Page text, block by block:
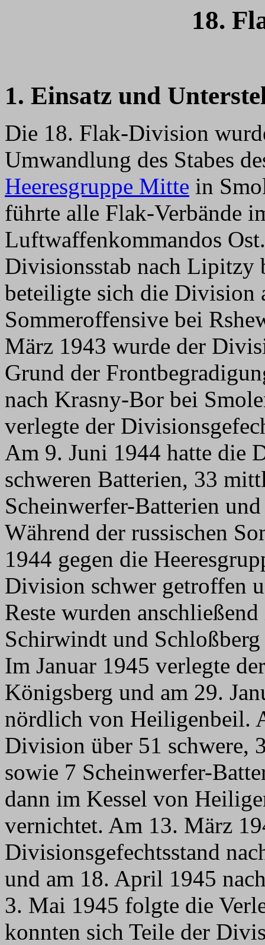
18.
1. Einsatz und
Die 18. Flak-Division
Umwandlung des Stabes
Heeresgruppe Mitte in
führte alle Flak-Verbände
Luftwaffenkommandos
Divisionsstab nach Lipitzy
beteiligte sich die Division
Sommeroffensive bei
März 1943 wurde der
Grund der
nach Krasny-Bor bei
verlegte der
Am 9. Juni 1944 hatte die
schweren Batterien, 33
Scheinwerfer-Batterien
Während der russischen
1944 gegen die
Division schwer getroffen
Reste wurden
Schirwindt und
Im Januar 1945 verlegte
Königsberg und am 29.
nördlich von Heiligenbeil.
Division über 51 schwere,
sowie 7 Scheinwerfer-
dann im Kessel von
vernichtet. Am 13. März
Divisionsgefechtsstand
und am 18. April 1945
3. Mai 1945 folgte die
konnten sich Teile der